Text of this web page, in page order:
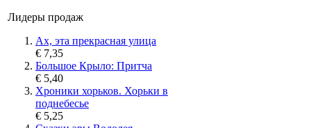
Лидеры продаж
Ах, эта прекрасная улица
€ 7,35
Большое Крыло: Притча
€ 5,40
Хроники хорьков. Хорьки в
поднебесье
€ 5,25